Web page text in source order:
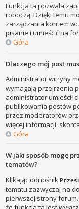
Funkcja ta pozwala
roboczą. Dzięki temu
zarządzania kontem
pisanie i umieścić na
Góra
Dlaczego mój post
Administrator witryny
wymagają przejrzenia
administrator umieścił
publikowania postów
przez moderatorów
więcej informacji,
Góra
W jaki sposób mogę
tematów?
Klikając odnośnik
tematu zazwyczaj na
pierwszej strony